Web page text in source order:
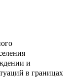
и
в границах